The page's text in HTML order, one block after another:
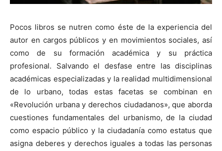
Pocos libros se nutren como éste de la experiencia del
autor en cargos públicos y en movimientos sociales, así
como de su formación académica y su práctica
profesional. Salvando el desfase entre las disciplinas
académicas especializadas y la realidad multidimensional
de lo urbano, todas estas facetas se combinan en
«Revolución urbana y derechos ciudadanos», que aborda
cuestiones fundamentales del urbanismo, de la ciudad
como espacio público y la ciudadanía como estatus que
asigna deberes y derechos iguales a todas las personas